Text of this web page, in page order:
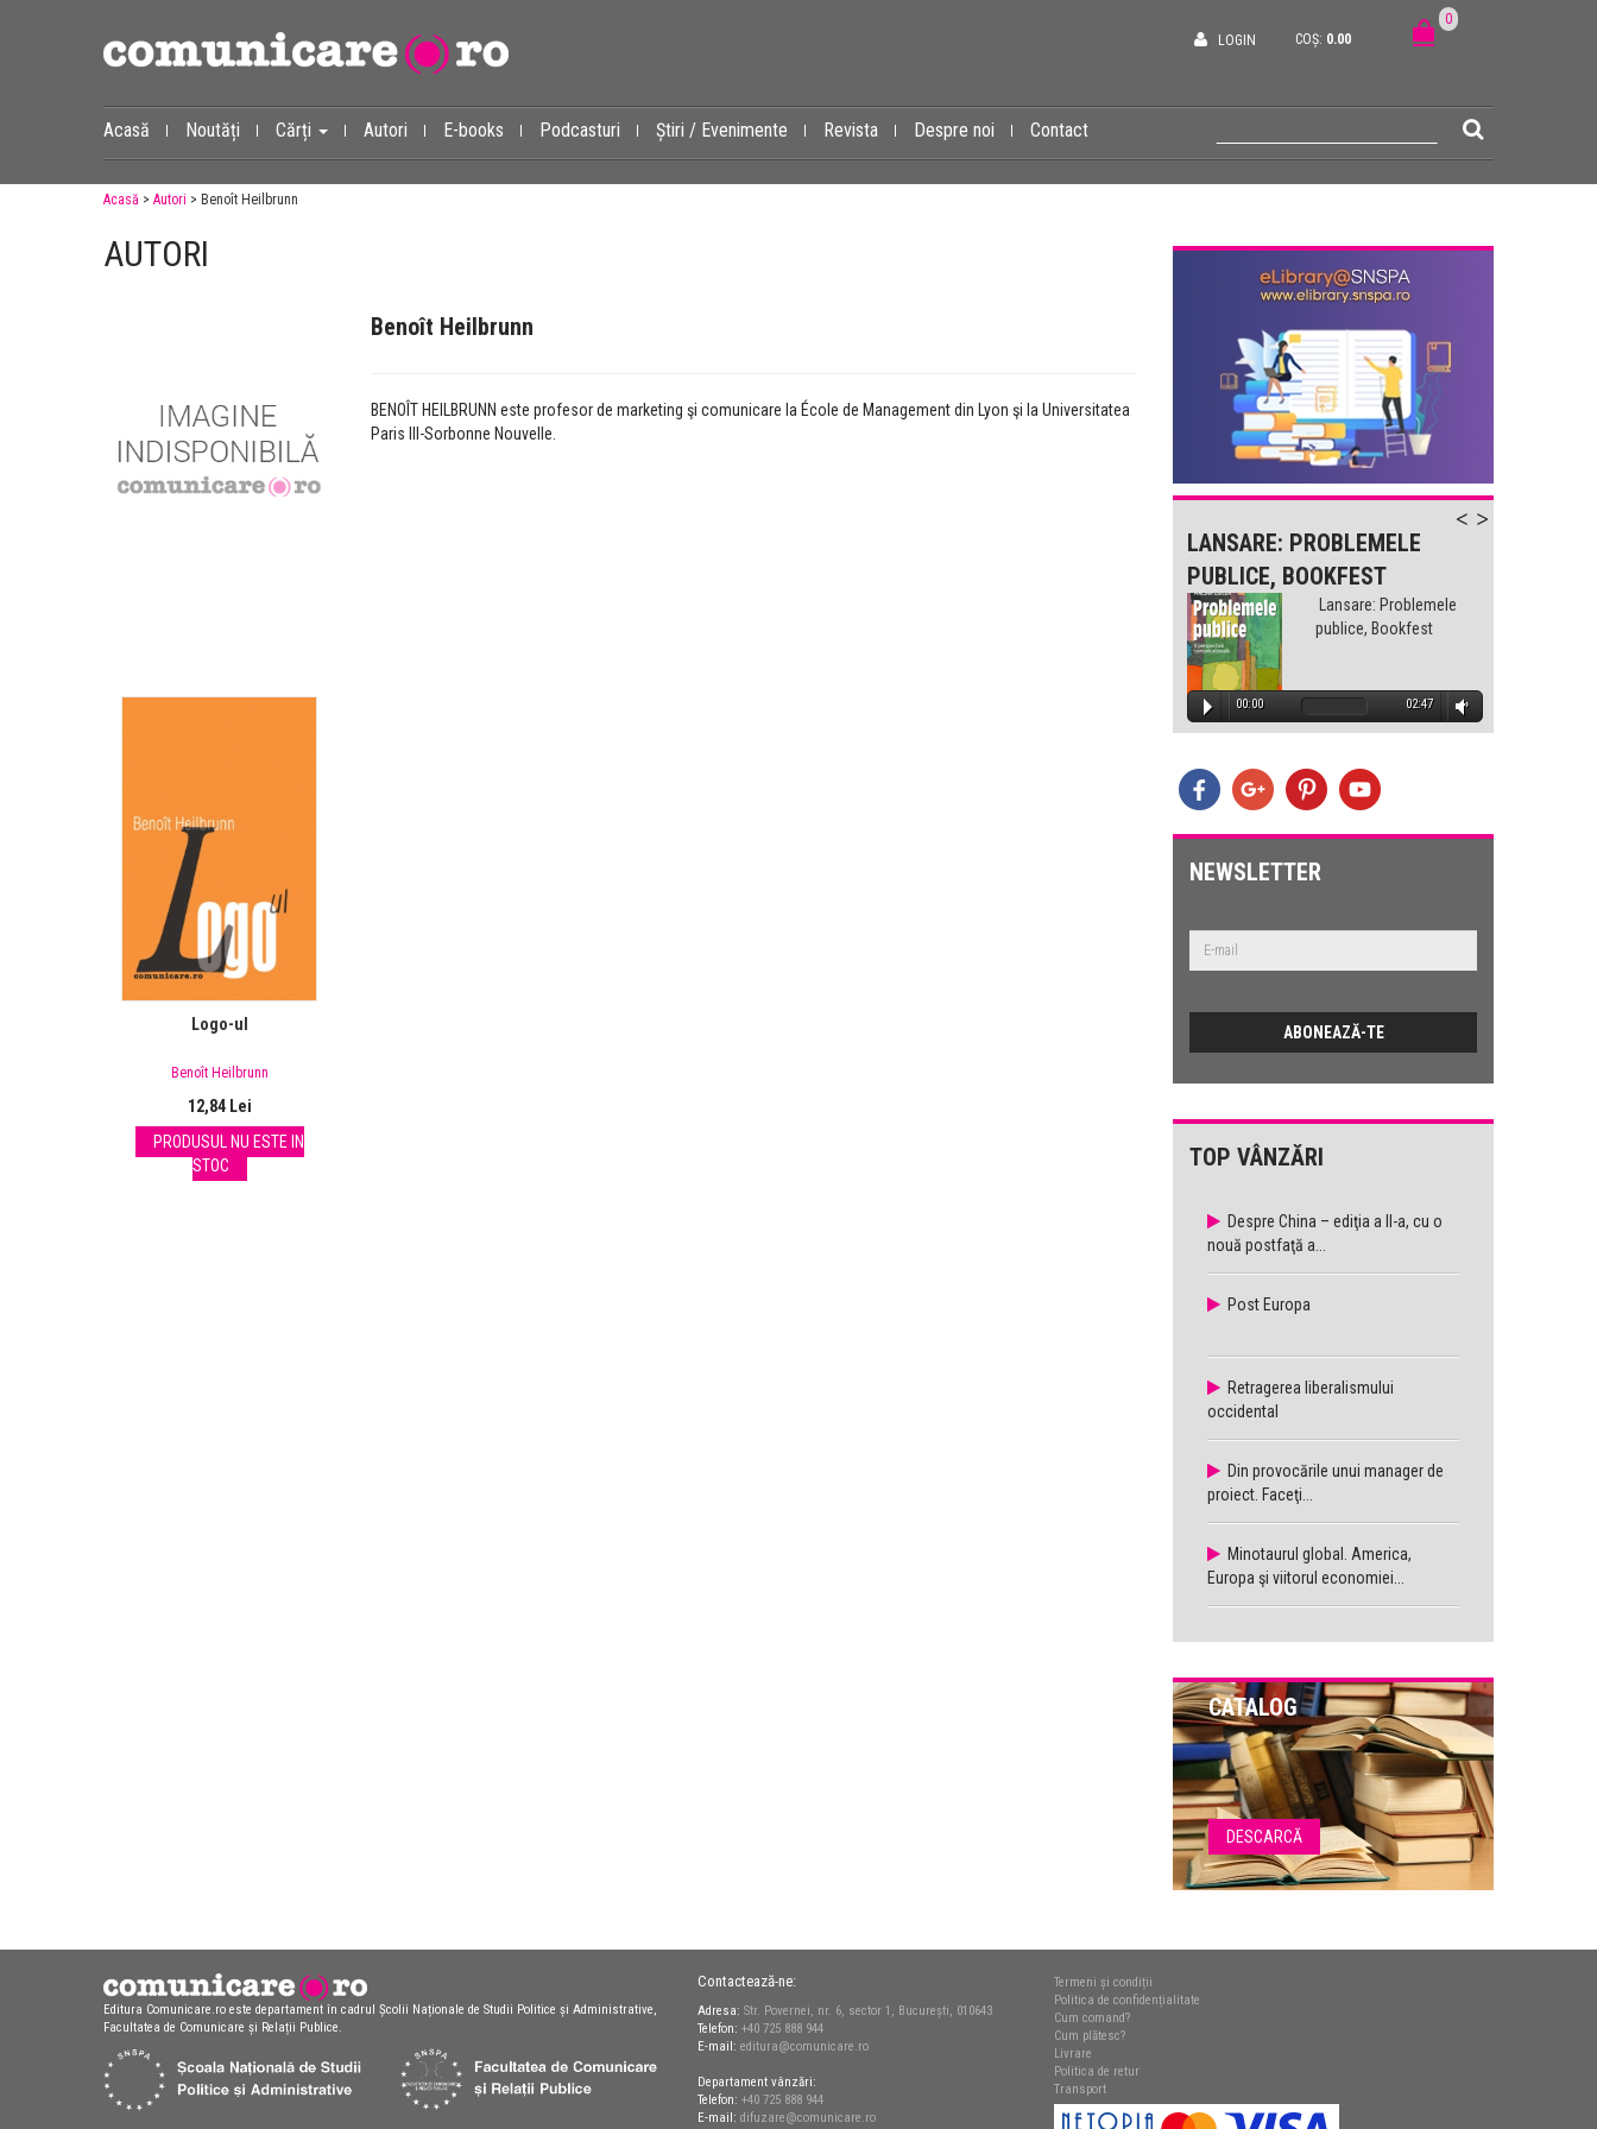
LOGIN COȘ: 0.00
0
Acasă Noutăți Cărți Autori E-books Podcasturi Știri / Evenimente Revista Despre noi Contact
Acasă > Autori > Benoît Heilbrunn
AUTORI
Benoît Heilbrunn
BENOÎT HEILBRUNN este profesor de marketing şi comunicare la École de Management din Lyon şi la Universitatea
Paris III-Sorbonne Nouvelle.
Logo-ul
Benoît Heilbrunn
12,84 Lei
PRODUSUL NU ESTE IN
STOC
LANSARE: PROBLEMELE
PUBLICE, BOOKFEST
Lansare: Problemele
publice, Bookfest
00:00 02:47
NEWSLETTER
TOP VÂNZĂRI
Despre China – ediţia a II-a, cu o
nouă postfaţă a...
Post Europa
Retragerea liberalismului
occidental
Din provocările unui manager de
proiect. Faceţi...
Minotaurul global. America,
Europa şi viitorul economiei...
CATALOG
DESCARCĂ
Editura Comunicare.ro este departament în cadrul Școlii Naționale de Studii Politice și Administrative,
Facultatea de Comunicare și Relații Publice.
Contactează-ne:
Adresa: Str. Povernei, nr. 6, sector 1, București, 010643
Telefon: +40 725 888 944
E-mail: editura@comunicare.ro
Departament vânzări:
Telefon: +40 725 888 944
E-mail: difuzare@comunicare.ro
Termeni și condiții
Politica de confidențialitate
Cum comand?
Cum plătesc?
Livrare
Politica de retur
Transport